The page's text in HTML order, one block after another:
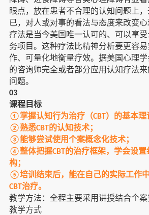
眼点，放在患者不合理的认知问题上
已，对人或对事的看法与态度来改变心
疗法是当今美国唯一认可的、可以享
务项目。这种疗法比精神分析要更容
作、可量化地衡量疗效。据美国心理
的咨询师完全或者部分应用认知疗法
问题。
03
课程目标
①掌握认知行为治疗（CBT）的基本理
②熟悉CBT的认知技术；
③能够尝试使用个案概念化技术；
④整体把握CBT的治疗框架，学会设
构；
⑤培训结束后，能在自己的实际工作
CBT治疗。
教学方法：全程主要采用讲授结合个
教学方式